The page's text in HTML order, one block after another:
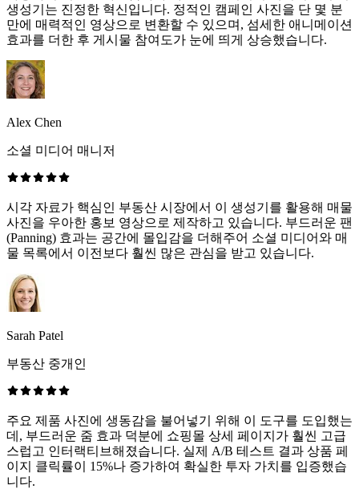
생성기는 진정한 혁신입니다. 정적인 캠페인 사진을 단 몇 분
만에 매력적인 영상으로 변환할 수 있으며, 섬세한 애니메이션
효과를 더한 후 게시물 참여도가 눈에 띄게 상승했습니다.
Alex Chen
소셜 미디어 매니저
시각 자료가 핵심인 부동산 시장에서 이 생성기를 활용해 매물
사진을 우아한 홍보 영상으로 제작하고 있습니다. 부드러운 팬
(Panning) 효과는 공간에 몰입감을 더해주어 소셜 미디어와 매
물 목록에서 이전보다 훨씬 많은 관심을 받고 있습니다.
Sarah Patel
부동산 중개인
주요 제품 사진에 생동감을 불어넣기 위해 이 도구를 도입했는
데, 부드러운 줌 효과 덕분에 쇼핑몰 상세 페이지가 훨씬 고급
스럽고 인터랙티브해졌습니다. 실제 A/B 테스트 결과 상품 페
이지 클릭률이 15%나 증가하여 확실한 투자 가치를 입증했습
니다.